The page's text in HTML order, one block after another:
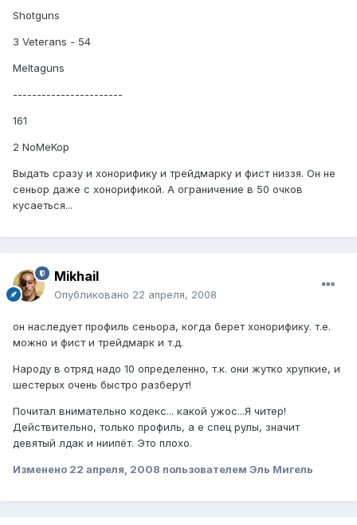
Shotguns
3 Veterans - 54
Meltaguns
-----------------------
161
2 NoMeKop
Выдать сразу и хонорифику и трейдмарку и фист низзя. Он не
сеньор даже с хонорификой. А ограничение в 50 очков
кусаеться...
Mikhail
Опубликовано 22 апреля, 2008
он наследует профиль сеньора, когда берет хонорифику. т.е.
можно и фист и трейдмарк и т.д.
Народу в отряд надо 10 определенно, т.к. они жутко хрупкие, и
шестерых очень быстро разберут!
Почитал внимательно кодекс... какой ужос...Я читер!
Действительно, только профиль, а е спец рулы, значит
девятый лдак и ниипёт. Это плохо.
Изменено 22 апреля, 2008 пользователем Эль Мигель